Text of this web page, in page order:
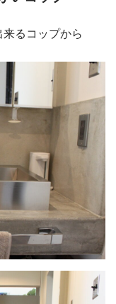
るコップから